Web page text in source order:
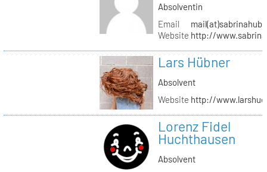
Absolventin
Email
Website http://
Lars Hübner
Absolvent
Website http://
Lorenz Fidel
Huchthausen
Absolvent